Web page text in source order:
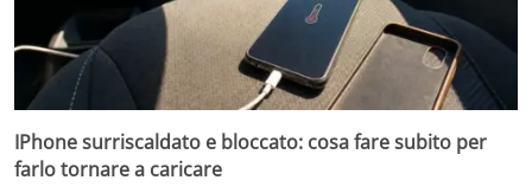
IPhone surriscaldato e bloccato: cosa fare subito per
farlo tornare a caricare